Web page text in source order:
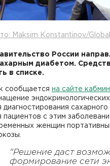
Maksim Konstantinov/
России
диабетом.
в списке.
сообщается на сайте
диагностирования
пациентов с этим
женщин
"Решение даст
формирование сети